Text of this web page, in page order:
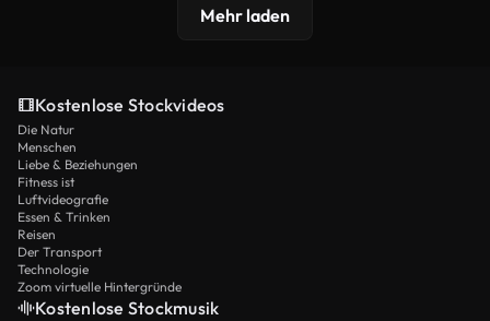
Mehr laden
Kostenlose Stockvideos
Die Natur
Menschen
Liebe & Beziehungen
Fitness ist
Luftvideografie
Essen & Trinken
Reisen
Der Transport
Technologie
Zoom virtuelle Hintergründe
Kostenlose Stockmusik